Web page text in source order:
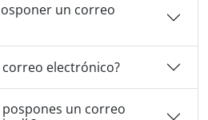
un correo
electrónico?
un correo